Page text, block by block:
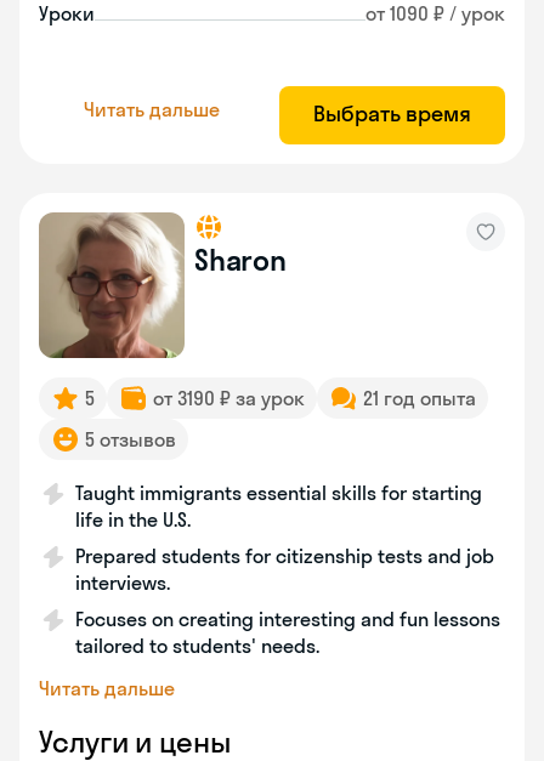
Уроки от 1090 ₽ / урок
Читать дальше Выбрать время
Sharon
5 от 3190 ₽ за урок
21 год опыта
5 отзывов
Taught immigrants essential skills for starting
life in the U.S.
Prepared students for citizenship tests and job
interviews.
Focuses on creating interesting and fun lessons
tailored to students' needs.
Читать дальше
Услуги и цены